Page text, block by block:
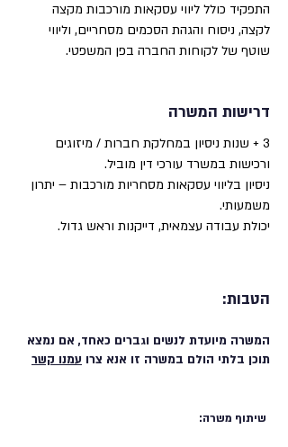
התפקיד כולל ליווי עסקאות מורכבות מקצה
לקצה, ניסוח והגהת הסכמים מסחריים, וליווי
שוטף של לקוחות החברה בפן המשפטי.
דרישות המשרה
3 + שנות ניסיון במחלקת חברות / מיזוגים
ורכישות במשרד עורכי דין מוביל.
ניסיון בליווי עסקאות מסחריות מורכבות – יתרון
משמעותי.
יכולת עבודה עצמאית, דייקנות וראש גדול.
הטבות:
המשרה מיועדת לנשים וגברים כאחד, אם נמצא
תוכן בלתי הולם במשרה זו אנא צרו עמנו קשר
שיתוף משרה: